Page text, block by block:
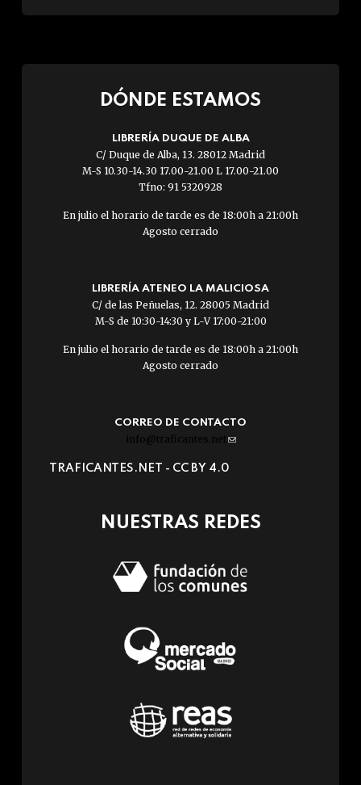
DÓNDE ESTAMOS
LIBRERÍA DUQUE DE ALBA
C/ Duque de Alba, 13. 28012 Madrid
M-S 10.30-14.30 17.00-21.00 L 17.00-21.00
Tfno: 91 5320928
En julio el horario de tarde es de 18:00h a 21:00h
Agosto cerrado
LIBRERÍA ATENEO LA MALICIOSA
C/ de las Peñuelas, 12. 28005 Madrid
M-S de 10:30-14:30 y L-V 17:00-21:00
En julio el horario de tarde es de 18:00h a 21:00h
Agosto cerrado
CORREO DE CONTACTO
info@traficantes.net (link
e-
TRAFICANTES.NET - CC BY 4.0
NUESTRAS REDES